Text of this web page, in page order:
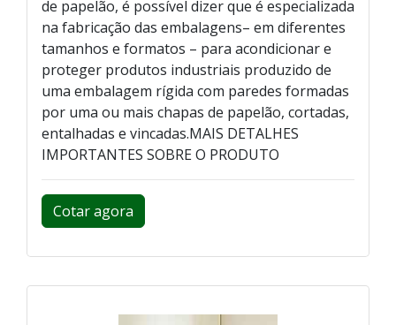
de papelão, é possível dizer que é especializada
na fabricação das embalagens– em diferentes
tamanhos e formatos – para acondicionar e
proteger produtos industriais produzido de
uma embalagem rígida com paredes formadas
por uma ou mais chapas de papelão, cortadas,
entalhadas e vincadas.MAIS DETALHES
IMPORTANTES SOBRE O PRODUTO
Cotar agora